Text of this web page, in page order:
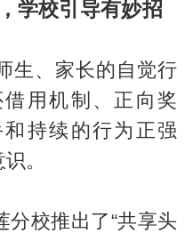
学校引导有妙招
生、家长的自觉行
用机制、正向奖
持续的行为正强
。
校推出了“共享头